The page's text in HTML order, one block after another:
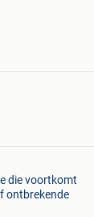
die voortkomt
ontbrekende